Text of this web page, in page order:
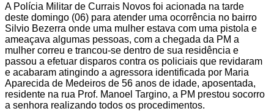
A Polícia Militar de Currais Novos foi acionada na tarde
deste domingo (06) para atender uma ocorrência no bairro
Silvio Bezerra onde uma mulher estava com uma pistola e
ameaçava algumas pessoas, com a chegada da PM a
mulher correu e trancou-se dentro de sua residência e
passou a efetuar disparos contra os policiais que revidaram
e acabaram atingindo a agressora identificada por Maria
Aparecida de Medeiros de 56 anos de idade, aposentada,
residente na rua Prof. Manoel Targino, a PM prestou socorro
a senhora realizando todos os procedimentos.